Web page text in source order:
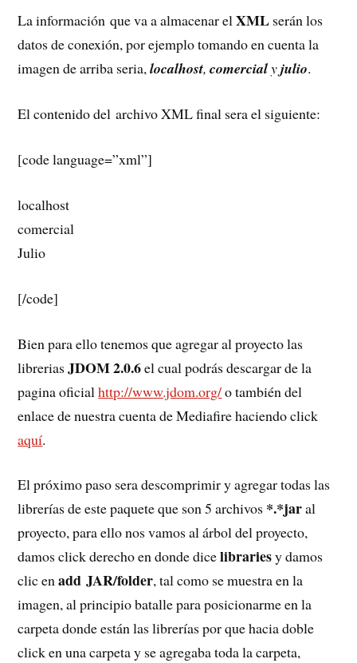
La información que va a almacenar elXML serán los
datos de conexión, por ejemplo tomando en cuenta la
imagen de arriba seria,localhost,comercialyjulio.
El contenido del archivo XML final sera el siguiente:
[code language=”xml”]
localhost
comercial
Julio
[/code]
Bien para ello tenemos que agregar al proyecto las
libreriasJDOM 2.0.6el cual podrás descargar de la
pagina oficialhttp://www.jdom.org/o también del
enlace de nuestra cuenta de Mediafire haciendo click
aquí.
El próximo paso sera descomprimir y agregar todas las
librerías de este paquete que son 5 archivos *.*jaral
proyecto, para ello nos vamos al árbol del proyecto,
damos click derecho en donde dicelibrariesy damos
clic enadd JAR/folder, tal como se muestra en la
imagen, al principio batalle para posicionarme en la
carpeta donde están las librerías por que hacia doble
click en una carpeta y se agregaba toda la carpeta,